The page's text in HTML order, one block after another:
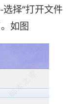
择“打开文件
如图